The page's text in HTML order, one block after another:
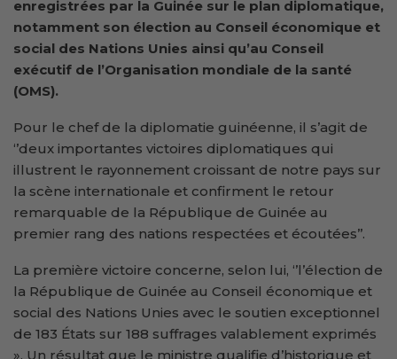
enregistrées par la Guinée sur le plan diplomatique,
notamment son élection au Conseil économique et
social des Nations Unies ainsi qu’au Conseil
exécutif de l’Organisation mondiale de la santé
(OMS).
Pour le chef de la diplomatie guinéenne, il s’agit de
‘’deux importantes victoires diplomatiques qui
illustrent le rayonnement croissant de notre pays sur
la scène internationale et confirment le retour
remarquable de la République de Guinée au
premier rang des nations respectées et écoutées’’.
La première victoire concerne, selon lui, ‘’l’élection de
la République de Guinée au Conseil économique et
social des Nations Unies avec le soutien exceptionnel
de 183 États sur 188 suffrages valablement exprimés
». Un résultat que le ministre qualifie d’historique et